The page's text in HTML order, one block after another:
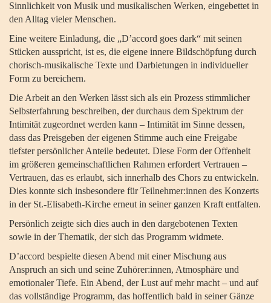
Sinnlichkeit von Musik und musikalischen Werken, eingebettet in
den Alltag vieler Menschen.
Eine weitere Einladung, die „D’accord goes dark“ mit seinen
Stücken ausspricht, ist es, die eigene innere Bildschöpfung durch
chorisch-musikalische Texte und Darbietungen in individueller
Form zu bereichern.
Die Arbeit an den Werken lässt sich als ein Prozess stimmlicher
Selbsterfahrung beschreiben, der durchaus dem Spektrum der
Intimität zugeordnet werden kann – Intimität im Sinne dessen,
dass das Preisgeben der eigenen Stimme auch eine Freigabe
tiefster persönlicher Anteile bedeutet. Diese Form der Offenheit
im größeren gemeinschaftlichen Rahmen erfordert Vertrauen –
Vertrauen, das es erlaubt, sich innerhalb des Chors zu entwickeln.
Dies konnte sich insbesondere für Teilnehmer:innen des Konzerts
in der St.-Elisabeth-Kirche erneut in seiner ganzen Kraft entfalten.
Persönlich zeigte sich dies auch in den dargebotenen Texten
sowie in der Thematik, der sich das Programm widmete.
D’accord bespielte diesen Abend mit einer Mischung aus
Anspruch an sich und seine Zuhörer:innen, Atmosphäre und
emotionaler Tiefe. Ein Abend, der Lust auf mehr macht – und auf
das vollständige Programm, das hoffentlich bald in seiner Gänze